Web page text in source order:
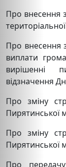
Про внесення
Про внесення
виплати
вирішенні
відзначення
Про зміну
Пирятинської
Про зміну
Пирятинської
Про